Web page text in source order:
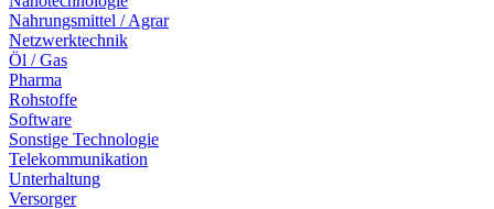
Nahrungsmittel / Agrar
Netzwerktechnik
Öl / Gas
Pharma
Rohstoffe
Software
Sonstige Technologie
Telekommunikation
Unterhaltung
Versorger